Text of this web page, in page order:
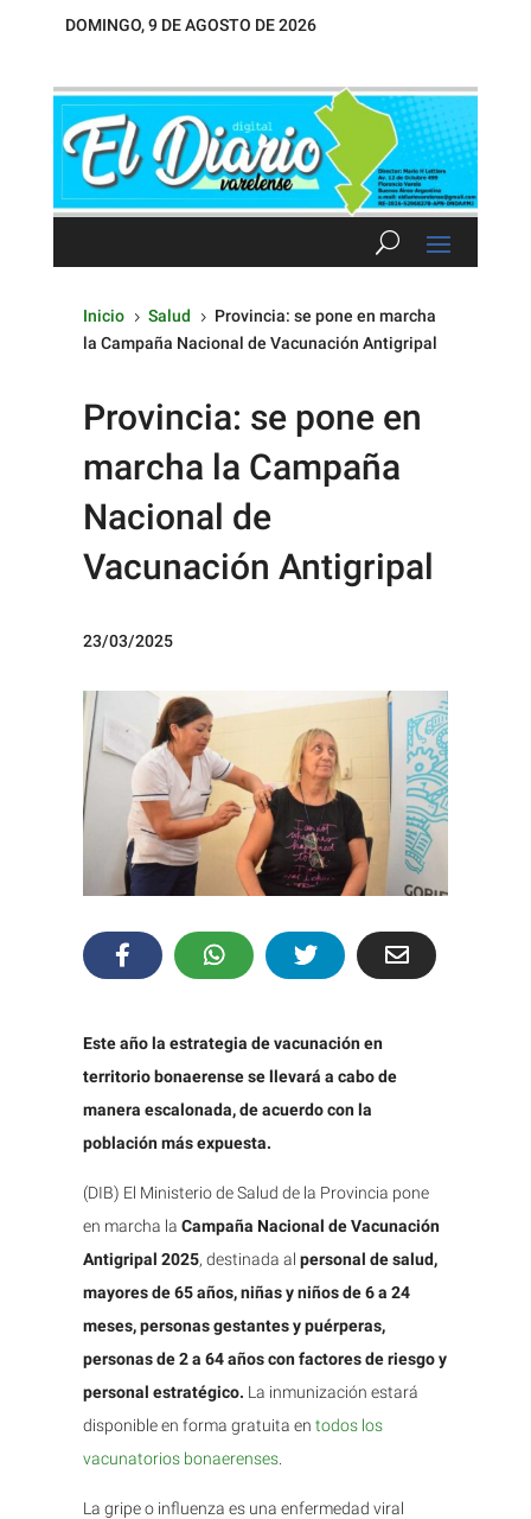
DOMINGO, 9 DE AGOSTO DE 2026
Inicio 5 Salud 5 Provincia: se pone en marcha
la Campaña Nacional de Vacunación Antigripal
Provincia: se pone en
marcha la Campaña
Nacional de
Vacunación Antigripal
23/03/2025
Este año la estrategia de vacunación en
territorio bonaerense se llevará a cabo de
manera escalonada, de acuerdo con la
población más expuesta.
(DIB) El Ministerio de Salud de la Provincia pone
en marcha la Campaña Nacional de Vacunación
Antigripal 2025, destinada al personal de salud,
mayores de 65 años, niñas y niños de 6 a 24
meses, personas gestantes y puérperas,
personas de 2 a 64 años con factores de riesgo y
personal estratégico. La inmunización estará
disponible en forma gratuita en todos los
vacunatorios bonaerenses
La gripe o influenza es una enfermedad viral